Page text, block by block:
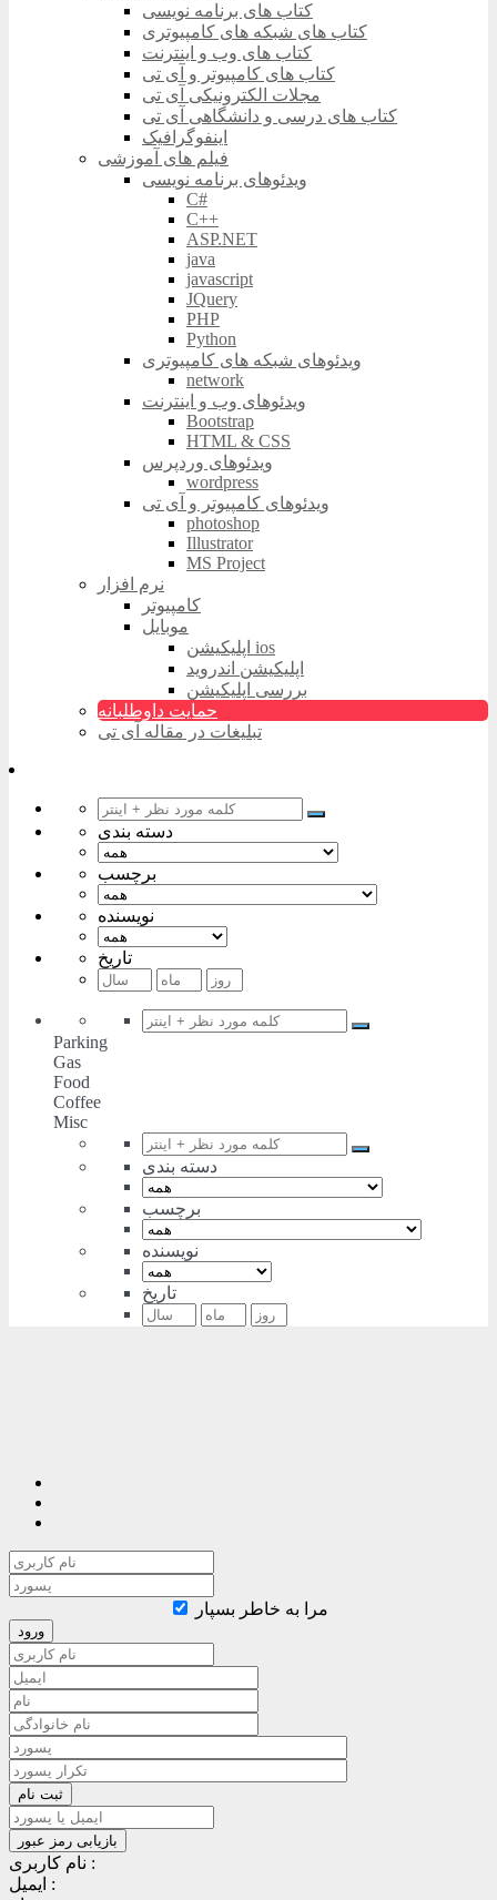
کتاب های برنامه نویسی
کتاب های شبکه های کامپیوتری
کتاب های وب و اینترنت
کتاب های کامپیوتر و آی تی
مجلات الکترونیکی آی تی
کتاب های درسی و دانشگاهی آی تی
اینفوگرافیک
فیلم های آموزشی
ویدئوهای برنامه نویسی
C#
C++
ASP.NET
java
javascript
JQuery
PHP
Python
ویدئوهای شبکه های کامپیوتری
network
ویدئوهای وب و اینترنت
Bootstrap
HTML & CSS
ویدئوهای وردپرس
wordpress
ویدئوهای کامپیوتر و آی تی
photoshop
Illustrator
MS Project
نرم افزار
کامپیوتر
موبایل
اپلیکیشن ios
اپلیکیشن اندروید
بررسی اپلیکیشن
حمایت داوطلبانه
تبلیغات در مقاله آی تی
دسته بندی
برچسب
نویسنده
تاریخ
Parking
Gas
Food
Coffee
Misc
دسته بندی
برچسب
نویسنده
تاریخ
مرا به خاطر بسپار
نام کاربری :
ایمیل :